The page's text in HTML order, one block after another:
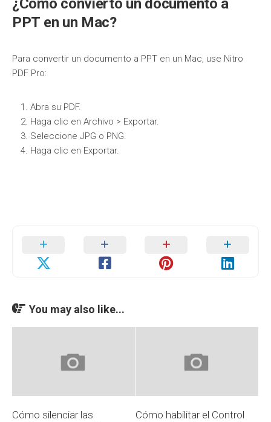
¿Cómo convierto un documento a
PPT en un Mac?
Para convertir un documento a PPT en un Mac, use Nitro
PDF Pro:
Abra su PDF.
Haga clic en Archivo > Exportar.
Seleccione JPG o PNG.
Haga clic en Exportar.
You may also like...
Cómo silenciar las
Cómo habilitar el Control